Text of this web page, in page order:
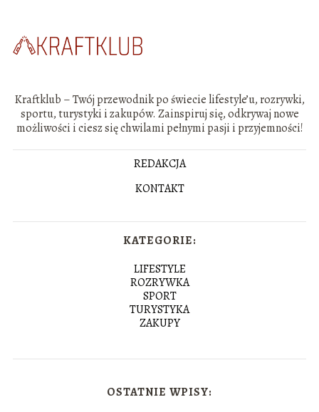
Kraftklub – Twój przewodnik po świecie lifestyle’u, rozrywki,
sportu, turystyki i zakupów. Zainspiruj się, odkrywaj nowe
możliwości i ciesz się chwilami pełnymi pasji i przyjemności!
REDAKCJA
KONTAKT
KATEGORIE:
LIFESTYLE
ROZRYWKA
SPORT
TURYSTYKA
ZAKUPY
OSTATNIE WPISY: